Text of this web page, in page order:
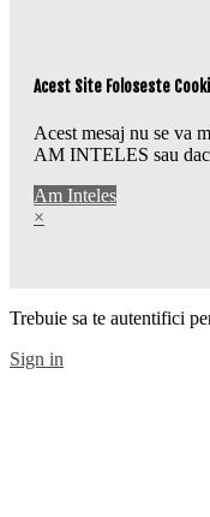
Acest Site Foloseste
Acest mesaj nu se va
AM INTELES sau
Am Inteles
×
Trebuie sa te autentifici
Sign in